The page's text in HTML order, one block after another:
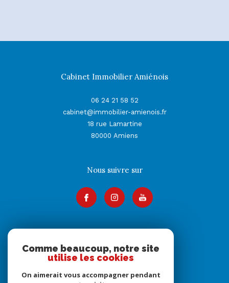
Cabinet Immobilier Amiénois
06 24 21 58 52
cabinet@immobilier-amienois.fr
18 rue Lamartine
80000
Amiens
Nous suivre sur
Adhérents
Comme beaucoup, notre site
utilise les cookies
On aimerait vous accompagner pendant